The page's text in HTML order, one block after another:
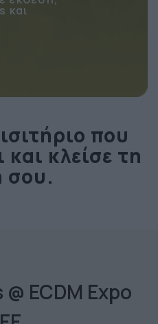
που
και κλείσε τη
σου.
ECDM Expo